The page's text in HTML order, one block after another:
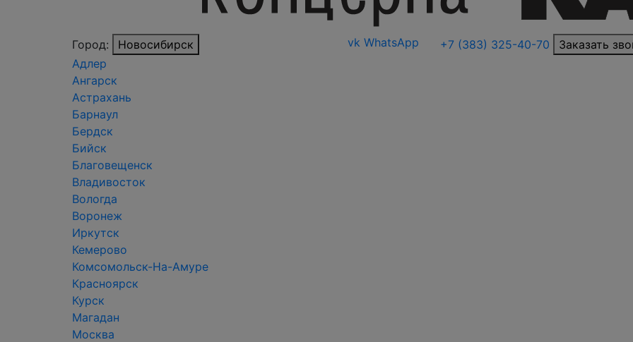
Город:
Новосибирск
Адлер
Ангарск
Астрахань
Барнаул
Бердск
Бийск
Благовещенск
Владивосток
Вологда
Воронеж
Иркутск
Кемерово
Комсомольск-На-Амуре
Красноярск
Курск
Магадан
Москва
vk WhatsApp +7 (383) 325-40-70 Заказать